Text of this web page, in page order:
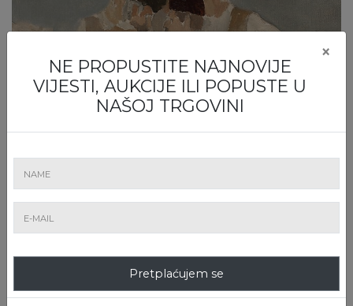
NE PROPUSTITE NAJNOVIJE
VIJESTI, AUKCIJE ILI POPUSTE U
NAŠOJ TRGOVINI
×
Pretplaćujem se